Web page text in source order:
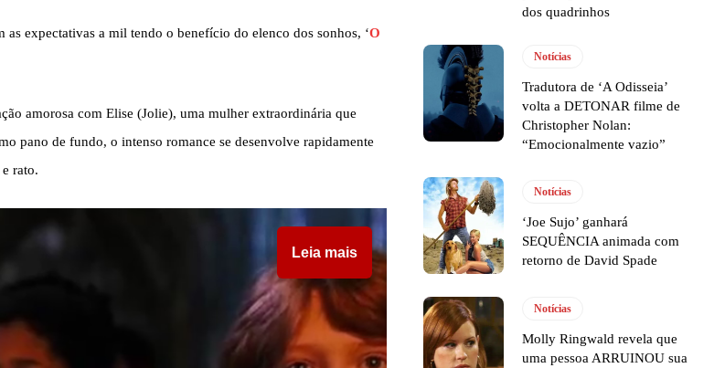
expectativas a mil tendo o benefício do elenco dos sonhos, ‘O
amorosa com Elise (Jolie), uma mulher extraordinária que
pano de fundo, o intenso romance se desenvolve rapidamente
rato.
Leia mais
dos quadrinhos
Notícias
Tradutora de ‘A Odisseia’
volta a DETONAR filme de
Christopher Nolan:
“Emocionalmente vazio”
Notícias
‘Joe Sujo’ ganhará
SEQUÊNCIA animada com
retorno de David Spade
Notícias
Molly Ringwald revela que
uma pessoa ARRUINOU sua